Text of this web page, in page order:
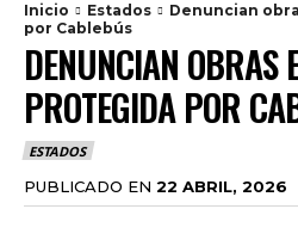
Inicio Estados
Denuncian
por Cablebús
DENUNCIAN OBRAS
PROTEGIDA POR
ESTADOS
PUBLICADO EN 22 ABRIL, 2026